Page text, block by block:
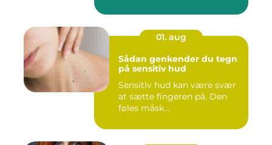
01. aug
Sådan genkender du tegn
på sensitiv hud
Sensitiv hud kan være svær
at sætte fingeren på. Den
føles måsk...